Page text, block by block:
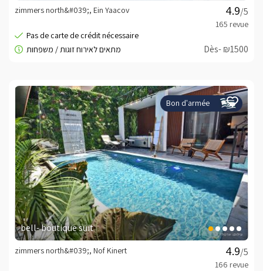
/5
zimmers north&#039;, Ein Yaacov
Dès- ₪1500
Bon d'armée
bell- boutique suit
/5
zimmers north&#039;, Nof Kinert